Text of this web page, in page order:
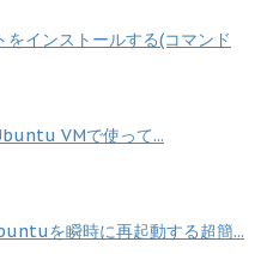
インストールする(コマンド
VMで使って...
を瞬時に再起動する超簡...